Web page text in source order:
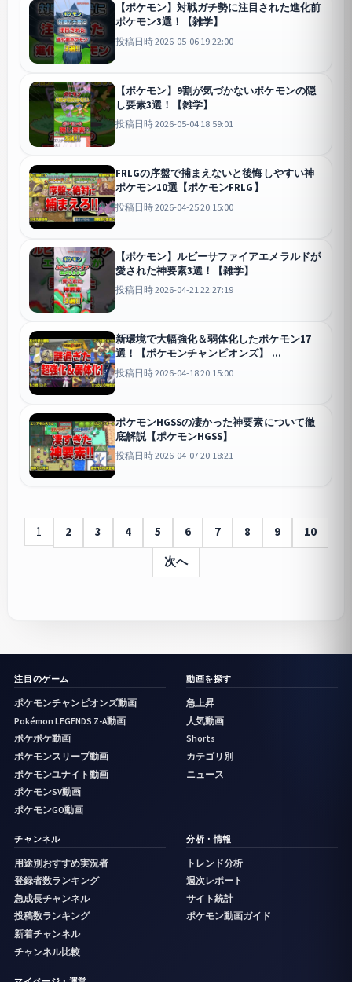
【ポケモン】対戦ガチ勢に注目された進化前
ポケモン3選！【雑学】
投稿日時 2026-05-06 19:22:00
【ポケモン】9割が気づかないポケモンの隠
し要素3選！【雑学】
投稿日時 2026-05-04 18:59:01
FRLGの序盤で捕まえないと後悔しやすい神
ポケモン10選【ポケモンFRLG】
投稿日時 2026-04-25 20:15:00
【ポケモン】ルビーサファイアエメラルドが
愛された神要素3選！【雑学】
投稿日時 2026-04-21 22:27:19
新環境で大幅強化＆弱体化したポケモン17
選！【ポケモンチャンピオンズ】
チャンピオンズ
投稿日時 2026-04-18 20:15:00
ポケモンHGSSの凄かった神要素について徹
底解説【ポケモンHGSS】
投稿日時 2026-04-07 20:18:21
1 2 3 4 5 6 7 8 9
10
次へ
注目のゲーム
ポケモンチャンピオンズ動画
Pokémon LEGENDS Z-A動画
ポケポケ動画
ポケモンスリープ動画
ポケモンユナイト動画
ポケモンSV動画
ポケモンGO動画
動画を探す
急上昇
人気動画
Shorts
カテゴリ別
ニュース
チャンネル
用途別おすすめ実況者
登録者数ランキング
急成長チャンネル
投稿数ランキング
新着チャンネル
チャンネル比較
分析・情報
トレンド分析
週次レポート
サイト統計
ポケモン動画ガイド